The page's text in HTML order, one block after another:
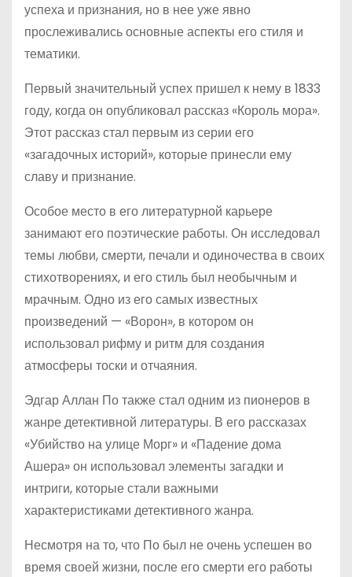
успеха и признания, но в нее уже явно
прослеживались основные аспекты его стиля и
тематики.
Первый значительный успех пришел к нему в 1833
году, когда он опубликовал рассказ «Король мора».
Этот рассказ стал первым из серии его
«загадочных историй», которые принесли ему
славу и признание.
Особое место в его литературной карьере
занимают его поэтические работы. Он исследовал
темы любви, смерти, печали и одиночества в своих
стихотворениях, и его стиль был необычным и
мрачным. Одно из его самых известных
произведений — «Ворон», в котором он
использовал рифму и ритм для создания
атмосферы тоски и отчаяния.
Эдгар Аллан По также стал одним из пионеров в
жанре детективной литературы. В его рассказах
«Убийство на улице Морг» и «Падение дома
Ашера» он использовал элементы загадки и
интриги, которые стали важными
характеристиками детективного жанра.
Несмотря на то, что По был не очень успешен во
время своей жизни, после его смерти его работы